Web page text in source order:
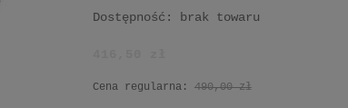
Dostępność: brak towaru
Cena regularna: 490,00 zł